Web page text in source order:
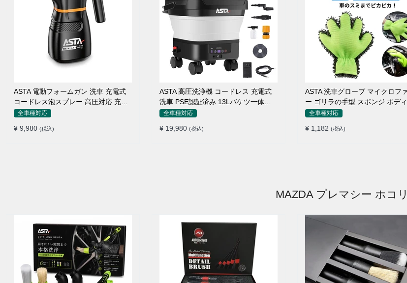
ASTA 電動フォームガン 洗車 充電式
コードレス泡スプレー 高圧対応 充電
式フォームスプレー 洗車グッズ 車・
全車種対応
¥ 9,980 (税込)
ASTA 高圧洗浄機 コードレス 充電式
洗車 PSE認証済み 13Lバケツ一体型
折りたたみ式 超軽量 キャスター付き
接続アダプター ショートノズル フォ
全車種対応
¥ 19,980 (税込)
ASTA 洗車グローブ マイクロフ
ー ゴリラの手型 スポンジ ボディー用
傷防止 吸水速乾 手洗い 洗車用品
オル代用 1個入り
全車種対応
¥ 1,182 (税込)
MAZDA プレマシー ホコ